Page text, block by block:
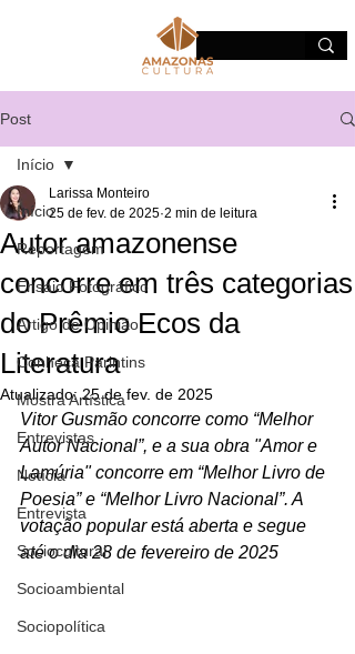
Post
Início
Reportagem
Ensaio Fotográfico
Artigo de Opinião
Conheça Parintins
Mostra Artística
Entrevistas
Notícia
Entrevista
Sociocultural
Socioambiental
Sociopolítica
Início
Autor amazonense
concorre em três categorias
do Prêmio Ecos da
Literatura
Larissa Monteiro
25 de fev. de 2025 2 min de leitura
Atualizado:25 de fev. de 2025
Vitor Gusmão concorre como “Melhor
Autor Nacional”, e a sua obra "Amor e
Lamúria" concorre em “Melhor Livro de
Poesia” e “Melhor Livro Nacional”. A
votação popular está aberta e segue
até o dia 28 de fevereiro de 2025